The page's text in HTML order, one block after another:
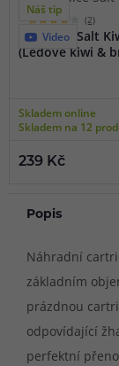
Náš tip
Video
(2)
Just Juice Salt
(Ledové kiwi &
Skladem online
Skladem na 12
239 Kč
Popis
Náhradní
základním
prázdnou
odpovídající
perfektní